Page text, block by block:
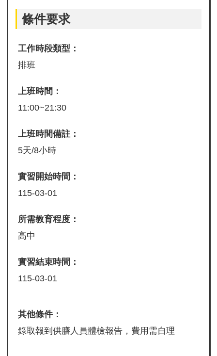
條件要求
工作時段類型：
排班
上班時間：
11:00~21:30
上班時間備註：
5天/8小時
實習開始時間：
115-03-01
所需教育程度：
高中
實習結束時間：
115-03-01
其他條件：
錄取報到供膳人員體檢報告，費用需自理